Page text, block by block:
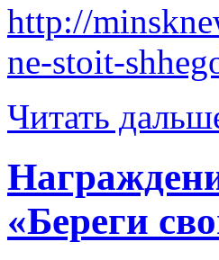
http://
ne-stoit-
Читать
«Береги